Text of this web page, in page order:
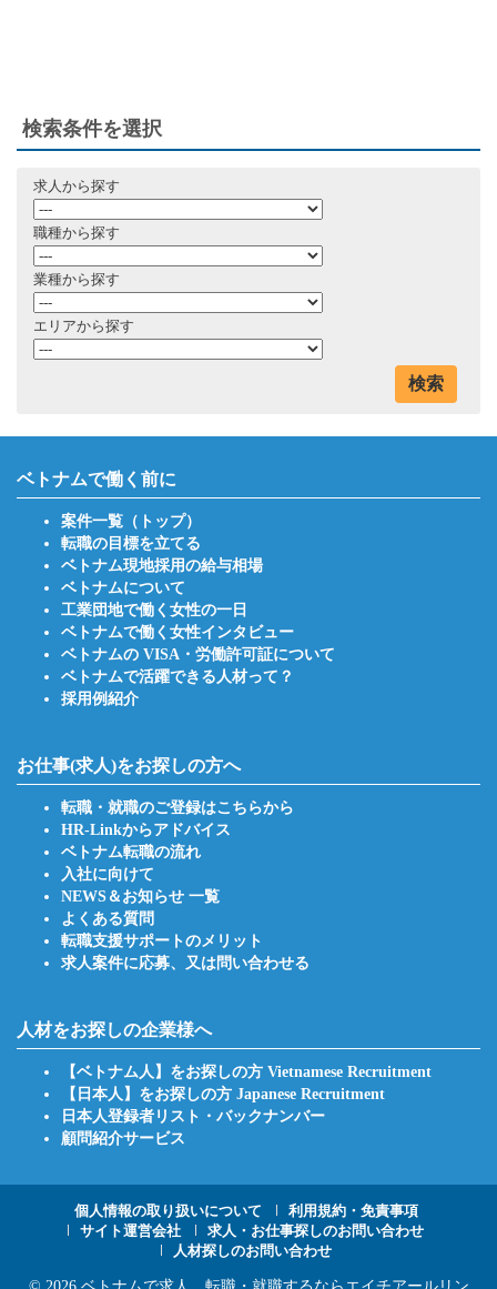
検索条件を選択
求人から探す
職種から探す
業種から探す
エリアから探す
検索
ベトナムで働く前に
案件一覧（トップ）
転職の目標を立てる
ベトナム現地採用の給与相場
ベトナムについて
工業団地で働く女性の一日
ベトナムで働く女性インタビュー
ベトナムの VISA・労働許可証について
ベトナムで活躍できる人材って？
採用例紹介
お仕事(求人)をお探しの方へ
転職・就職のご登録はこちらから
HR-Linkからアドバイス
ベトナム転職の流れ
入社に向けて
NEWS＆お知らせ 一覧
よくある質問
転職支援サポートのメリット
求人案件に応募、又は問い合わせる
人材をお探しの企業様へ
【ベトナム人】をお探しの方 Vietnamese Recruitment
【日本人】をお探しの方 Japanese Recruitment
日本人登録者リスト・バックナンバー
顧問紹介サービス
Footer
Menu
個人情報の取り扱いについて
利用規約・免責事項
サイト運営会社
求人・お仕事探しのお問い合わせ
人材探しのお問い合わせ